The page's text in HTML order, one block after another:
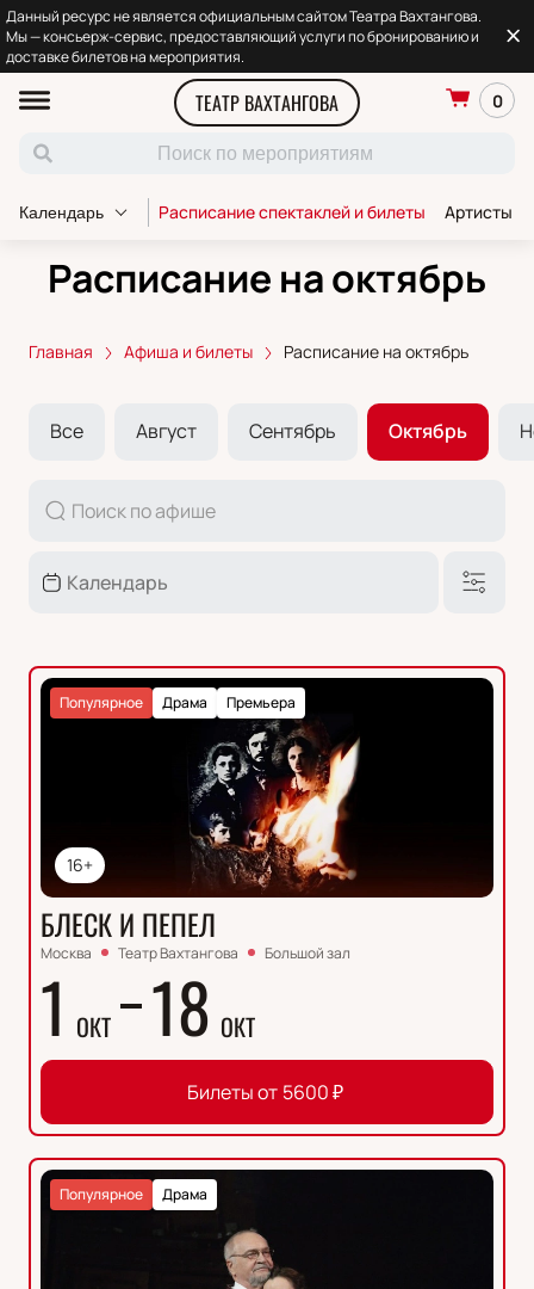
Данный ресурс не является официальным сайтом Театра Вахтангова.
Мы — консьерж-сервис, предоставляющий услуги по бронированию и
доставке билетов на мероприятия.
ТЕАТР ВАХТАНГОВА 0
Календарь Расписание спектаклей и билеты Артисты
Расписание на октябрь
Главная Афиша и билеты Расписание на октябрь
Все Август Сентябрь Октябрь
16+
Драма
Популярное Премьера
БЛЕСК И ПЕПЕЛ
Москва Театр Вахтангова Большой зал
1 ОКТ 18 ОКТ
Билеты от 5600₽
Драма
Популярное